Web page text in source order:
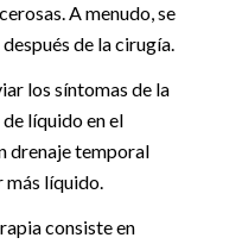
A menudo, se
de la cirugía.
los síntomas de la
líquido en el
drenaje temporal
más líquido.
consiste en